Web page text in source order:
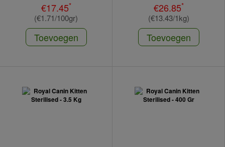
€17.45*
(€1.71/100gr)
Toevoegen
€26.85*
(€13.43/1kg)
Toevoegen